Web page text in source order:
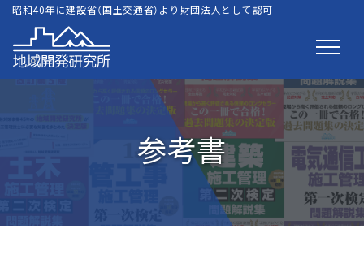
昭和40年に建設省（国土交通省）より財団法人として認可
参考書